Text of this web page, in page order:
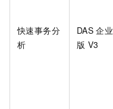
快速事务分
析
DAS 企业
版 V3